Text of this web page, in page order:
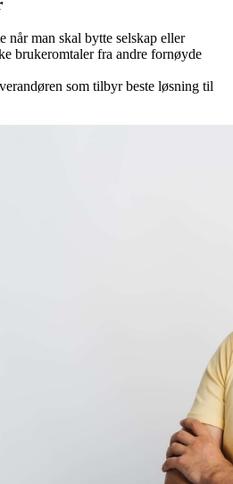
når man skal bytte selskap eller
brukeromtaler fra andre fornøyde
som tilbyr beste løsning til